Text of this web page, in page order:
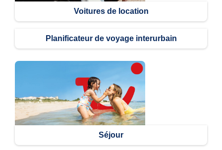
Voitures de location
Planificateur de voyage interurbain
Séjour